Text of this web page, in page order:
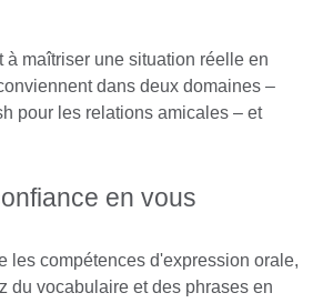
maîtriser une situation réelle en
dans deux domaines –
pour les relations amicales – et
en vous
les compétences d'expression orale,
du vocabulaire et des phrases en